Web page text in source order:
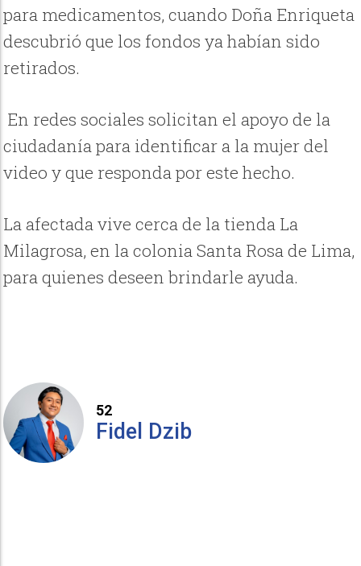
para medicamentos, cuando Doña Enriqueta
descubrió que los fondos ya habían sido
retirados.
En redes sociales solicitan el apoyo de la
ciudadanía para identificar a la mujer del
video y que responda por este hecho.
La afectada vive cerca de la tienda La
Milagrosa, en la colonia Santa Rosa de Lima,
para quienes deseen brindarle ayuda.
52
Fidel Dzib